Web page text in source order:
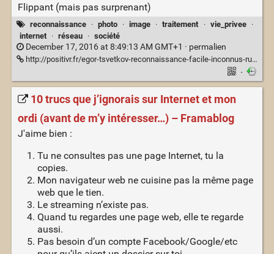
Flippant (mais pas surprenant)
reconnaissance · photo · image · traitement · vie_privee
·
internet
· réseau · société
December 17, 2016 at 8:49:13 AM GMT+1 · permalien
http://positivr.fr/egor-tsvetkov-reconnaissance-facile-inconnus-russie/
·
10 trucs que j’ignorais sur Internet et mon
ordi (avant de m’y intéresser…) – Framablog
J'aime bien :
Tu ne consultes pas une page Internet, tu la
copies.
Mon navigateur web ne cuisine pas la même page
web que le tien.
Le streaming n’existe pas.
Quand tu regardes une page web, elle te regarde
aussi.
Pas besoin d’un compte Facebook/Google/etc